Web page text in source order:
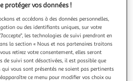
protéger vos données !
et accédons à des données personnelles,
ou des identifiants uniques, sur votre
les technologies de suivi prendront en
la section « Nous et nos partenaires traitons
retirez votre consentement, elles seront
de suivi sont désactivées, il est possible que
vous sont présentés ne soient pas pertinents
ce menu pour modifier vos choix ou